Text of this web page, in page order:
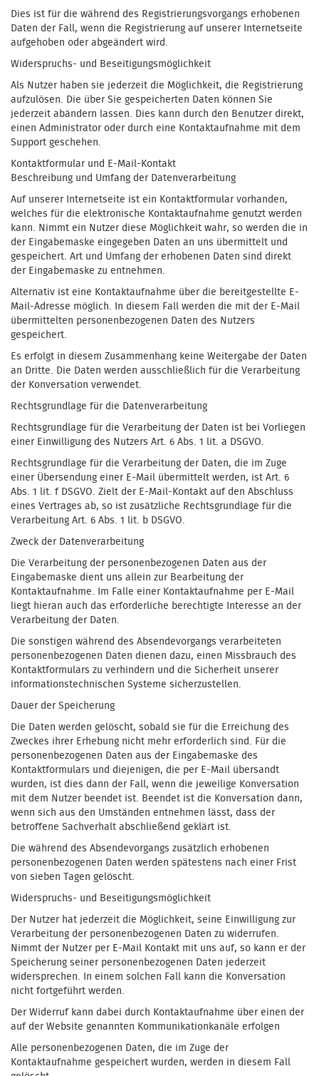
Dies ist für die während des Registrierungsvorgangs erhobenen
Daten der Fall, wenn die Registrierung auf unserer Internetseite
aufgehoben oder abgeändert wird.
Widerspruchs- und Beseitigungsmöglichkeit
Als Nutzer haben sie jederzeit die Möglichkeit, die Registrierung
aufzulösen. Die über Sie gespeicherten Daten können Sie
jederzeit abändern lassen. Dies kann durch den Benutzer direkt,
einen Administrator oder durch eine Kontaktaufnahme mit dem
Support geschehen.
Kontaktformular und E-Mail-Kontakt
Beschreibung und Umfang der Datenverarbeitung
Auf unserer Internetseite ist ein Kontaktformular vorhanden,
welches für die elektronische Kontaktaufnahme genutzt werden
kann. Nimmt ein Nutzer diese Möglichkeit wahr, so werden die in
der Eingabemaske eingegeben Daten an uns übermittelt und
gespeichert. Art und Umfang der erhobenen Daten sind direkt
der Eingabemaske zu entnehmen.
Alternativ ist eine Kontaktaufnahme über die bereitgestellte E-
Mail-Adresse möglich. In diesem Fall werden die mit der E-Mail
übermittelten personenbezogenen Daten des Nutzers
gespeichert.
Es erfolgt in diesem Zusammenhang keine Weitergabe der Daten
an Dritte. Die Daten werden ausschließlich für die Verarbeitung
der Konversation verwendet.
Rechtsgrundlage für die Datenverarbeitung
Rechtsgrundlage für die Verarbeitung der Daten ist bei Vorliegen
einer Einwilligung des Nutzers Art. 6 Abs. 1 lit. a DSGVO.
Rechtsgrundlage für die Verarbeitung der Daten, die im Zuge
einer Übersendung einer E-Mail übermittelt werden, ist Art. 6
Abs. 1 lit. f DSGVO. Zielt der E-Mail-Kontakt auf den Abschluss
eines Vertrages ab, so ist zusätzliche Rechtsgrundlage für die
Verarbeitung Art. 6 Abs. 1 lit. b DSGVO.
Zweck der Datenverarbeitung
Die Verarbeitung der personenbezogenen Daten aus der
Eingabemaske dient uns allein zur Bearbeitung der
Kontaktaufnahme. Im Falle einer Kontaktaufnahme per E-Mail
liegt hieran auch das erforderliche berechtigte Interesse an der
Verarbeitung der Daten.
Die sonstigen während des Absendevorgangs verarbeiteten
personenbezogenen Daten dienen dazu, einen Missbrauch des
Kontaktformulars zu verhindern und die Sicherheit unserer
informationstechnischen Systeme sicherzustellen.
Dauer der Speicherung
Die Daten werden gelöscht, sobald sie für die Erreichung des
Zweckes ihrer Erhebung nicht mehr erforderlich sind. Für die
personenbezogenen Daten aus der Eingabemaske des
Kontaktformulars und diejenigen, die per E-Mail übersandt
wurden, ist dies dann der Fall, wenn die jeweilige Konversation
mit dem Nutzer beendet ist. Beendet ist die Konversation dann,
wenn sich aus den Umständen entnehmen lässt, dass der
betroffene Sachverhalt abschließend geklärt ist.
Die während des Absendevorgangs zusätzlich erhobenen
personenbezogenen Daten werden spätestens nach einer Frist
von sieben Tagen gelöscht.
Widerspruchs- und Beseitigungsmöglichkeit
Der Nutzer hat jederzeit die Möglichkeit, seine Einwilligung zur
Verarbeitung der personenbezogenen Daten zu widerrufen.
Nimmt der Nutzer per E-Mail Kontakt mit uns auf, so kann er der
Speicherung seiner personenbezogenen Daten jederzeit
widersprechen. In einem solchen Fall kann die Konversation
nicht fortgeführt werden.
Der Widerruf kann dabei durch Kontaktaufnahme über einen der
auf der Website genannten Kommunikationkanäle erfolgen
Alle personenbezogenen Daten, die im Zuge der
Kontaktaufnahme gespeichert wurden, werden in diesem Fall